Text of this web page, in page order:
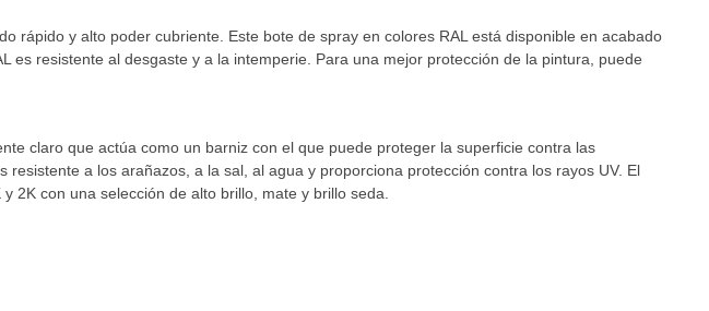
rápido y alto poder cubriente. Este bote de spray en colores RAL está disponible en acabado
es resistente al desgaste y a la intemperie. Para una mejor protección de la pintura, puede
claro que actúa como un barniz con el que puede proteger la superficie contra las
a los arañazos, a la sal, al agua y proporciona protección contra los rayos UV. El
2K con una selección de alto brillo, mate y brillo seda.